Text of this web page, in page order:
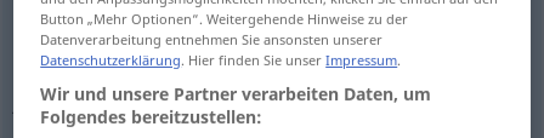
Hirtenmädchenn zagalapastora
jungesMädchenn zagala(≈ muchacha)
Button „Mehr Optionen“. Weitergehende Hinweise zu der
Datenverarbeitung entnehmen Sie ansonsten unserer
Datenschutzerklärung. Hier finden Sie unserImpressum.
Wir und unsere Partner verarbeiten Daten, um
Folgendes bereitzustellen: